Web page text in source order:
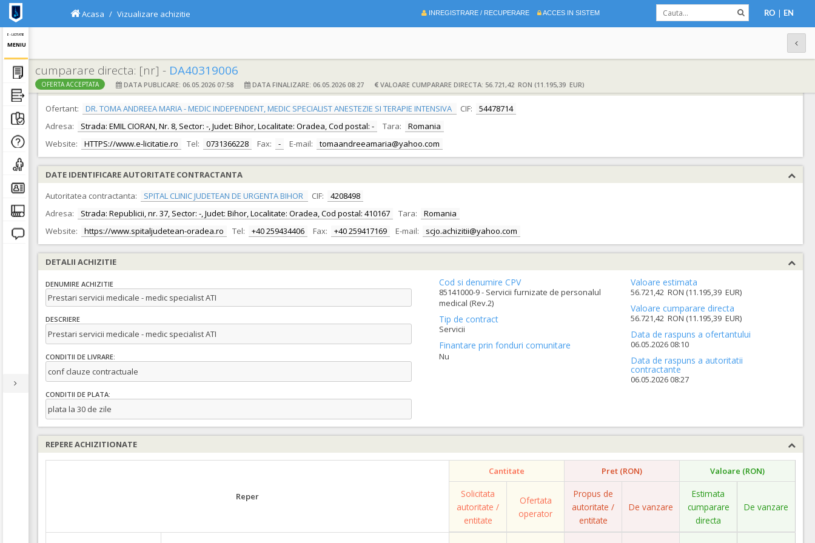
E - LICITATIE
MENIU
INREGISTRARE / RECUPERARE ACCES IN SISTEM RO | EN
Acasa Vizualizare achizitie
cumparare directa: [nr] - DA40319006
OFERTA ACCEPTATA DATA PUBLICARE: 06.05.2026 07:58 DATA FINALIZARE: 06.05.2026 08:27 VALOARE CUMPARARE DIRECTA: 56.721,42 RON (11.195,39 EUR)
DATE IDENTIFICARE OFERTANT
Ofertant:
DR. TOMA ANDREEA MARIA - MEDIC INDEPENDENT, MEDIC SPECIALIST ANESTEZIE SI TERAPIE INTENSIVA CIF:
54478714
Adresa:
Strada: EMIL CIORAN, Nr. 8, Sector: -, Judet: Bihor, Localitate: Oradea, Cod postal: - Tara:
Romania
Website:
HTTPS://www.e-licitatie.ro Tel: 0731366228 Fax: - E-mail: tomaandreeamaria@yahoo.com
DATE IDENTIFICARE AUTORITATE CONTRACTANTA
Autoritatea contractanta:
SPITAL CLINIC JUDETEAN DE URGENTA BIHOR CIF:
4208498
Adresa:
Strada: Republicii, nr. 37, Sector: -, Judet: Bihor, Localitate: Oradea, Cod postal: 410167 Tara:
Romania
Website:
https://www.spitaljudetean-oradea.ro Tel: +40 259434406 Fax: +40 259417169 E-mail: scjo.achizitii@yahoo.com
DETALII ACHIZITIE
DENUMIRE ACHIZITIE
Prestari servicii medicale - medic specialist ATI
DESCRIERE
Prestari servicii medicale - medic specialist ATI
CONDITII DE LIVRARE:
conf clauze contractuale
CONDITII DE PLATA:
plata la 30 de zile
Cod si denumire CPV
85141000-9 - Servicii furnizate de personalul
medical (Rev.2)
Tip de contract
Servicii
Finantare prin fonduri comunitare
Nu
Valoare estimata
56.721,42 RON (11.195,39 EUR)
Valoare cumparare directa
56.721,42 RON (11.195,39 EUR)
Data de raspuns a ofertantului
06.05.2026 08:10
Data de raspuns a autoritatii
contractante
06.05.2026 08:27
REPERE ACHIZITIONATE
Reper
Cantitate Pret (RON) Valoare (RON)
Solicitata
autoritate /
entitate
Ofertata
operator
Propus de
autoritate /
entitate
De vanzare
Estimata
cumparare
directa
De vanzare